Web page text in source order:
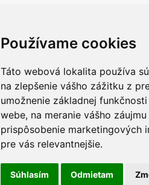
Používame cookies
Táto webová lokalita používa
na zlepšenie vášho zážitku z
umožnenie základnej
webe, na meranie vášho
prispôsobenie marketingových
pre vás relevantnejšie.
Súhlasím Odmietam